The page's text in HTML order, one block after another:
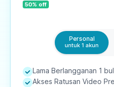
50% off
Personal
untuk 1 akun
Lama Berlangganan 1
Akses Ratusan Video